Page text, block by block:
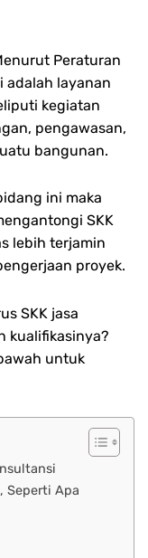
Peraturan
adalah layanan
kegiatan
pengawasan,
bangunan.
ini maka
SKK
lebih terjamin
proyek.
SKK jasa
kualifikasinya?
untuk
Seperti Apa